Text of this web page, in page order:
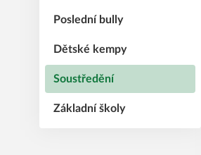
Poslední bully
Dětské kempy
Soustředění
Základní školy